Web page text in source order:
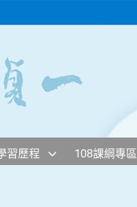
習歷程 108課綱專區